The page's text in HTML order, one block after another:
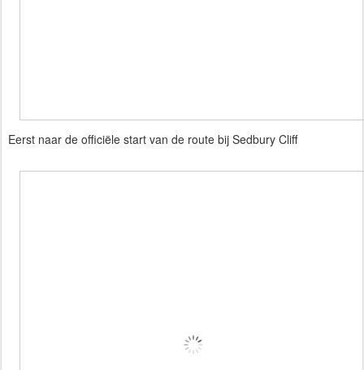
Eerst naar de officiële start van de route bij Sedbury Cliff